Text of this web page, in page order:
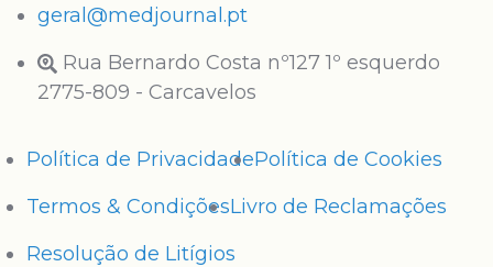
geral@medjournal.pt
Rua Bernardo Costa nº127 1º esquerdo
2775-809 - Carcavelos
Política de PrivacidadePolítica de Cookies
Termos & CondiçõesLivro de Reclamações
Resolução de Litígios